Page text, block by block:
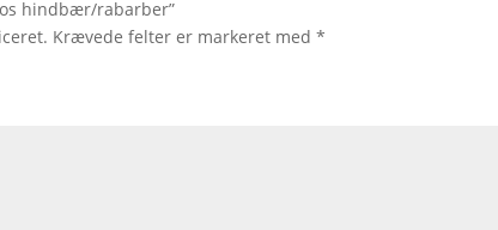
hindbær/rabarber”
Krævede felter er markeret med*